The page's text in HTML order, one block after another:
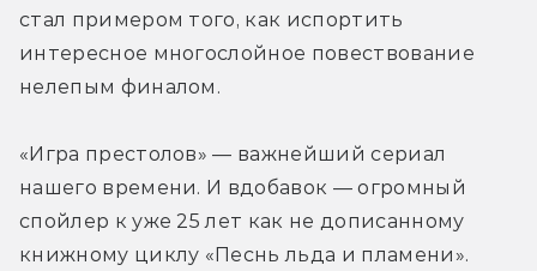
стал примером того, как испортить
интересное многослойное повествование
нелепым финалом.
«Игра престолов» — важнейший сериал
нашего времени. И вдобавок — огромный
спойлер к уже 25 лет как не дописанному
книжному циклу «Песнь льда и пламени».